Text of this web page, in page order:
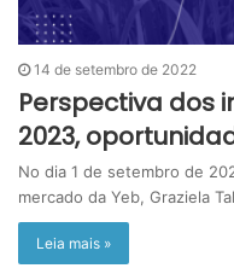
14 de setembro de 2022
Perspectiva dos
2023,
No dia 1 de setembro de
mercado da Yeb, Graziela
Leia mais »